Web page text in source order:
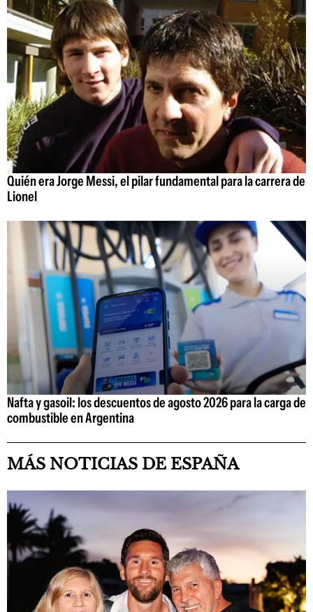
Quién era Jorge Messi, el pilar fundamental para la carrera de
Lionel
Nafta y gasoil: los descuentos de agosto 2026 para la carga de
combustible en Argentina
MÁS NOTICIAS DE ESPAÑA